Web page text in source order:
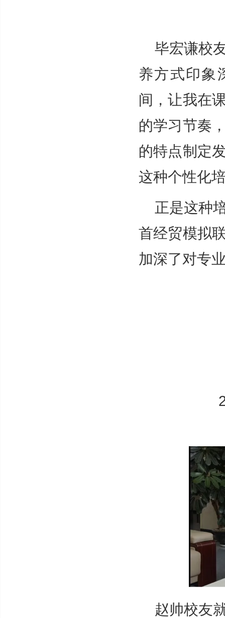
毕宏谦校
养方式印象
间，让我在
的学习节奏
的特点制定
这种个性化
正是这种
首经贸模拟
加深了对专
赵帅校友